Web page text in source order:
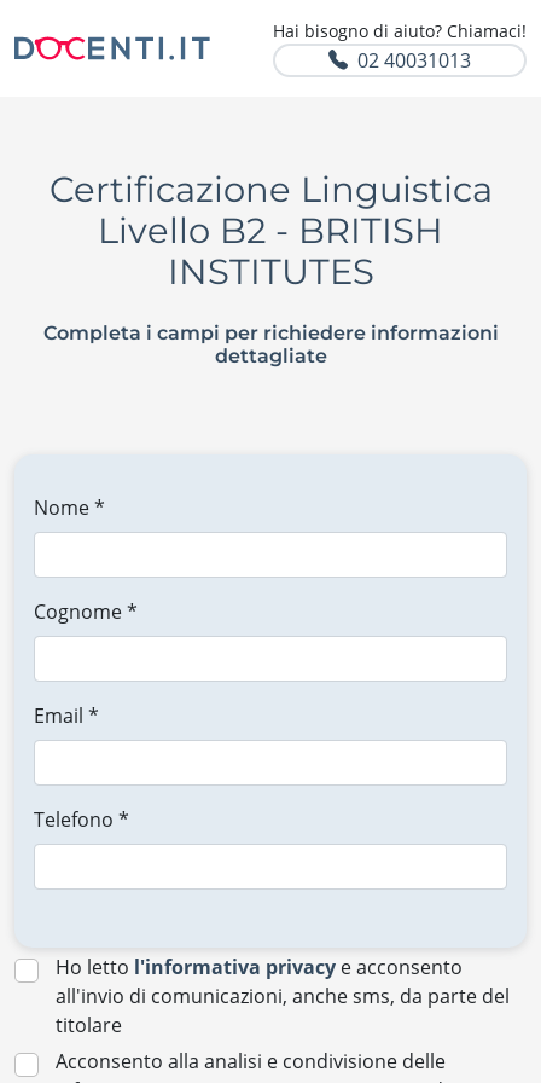
Hai bisogno di aiuto? Chiamaci!
02 40031013
Certificazione Linguistica
Livello B2 - BRITISH
INSTITUTES
Completa i campi per richiedere informazioni
dettagliate
Nome *
Cognome *
Email *
Telefono *
Ho letto l'informativa privacy e acconsento
all'invio di comunicazioni, anche sms, da parte del
titolare
Acconsento alla analisi e condivisione delle